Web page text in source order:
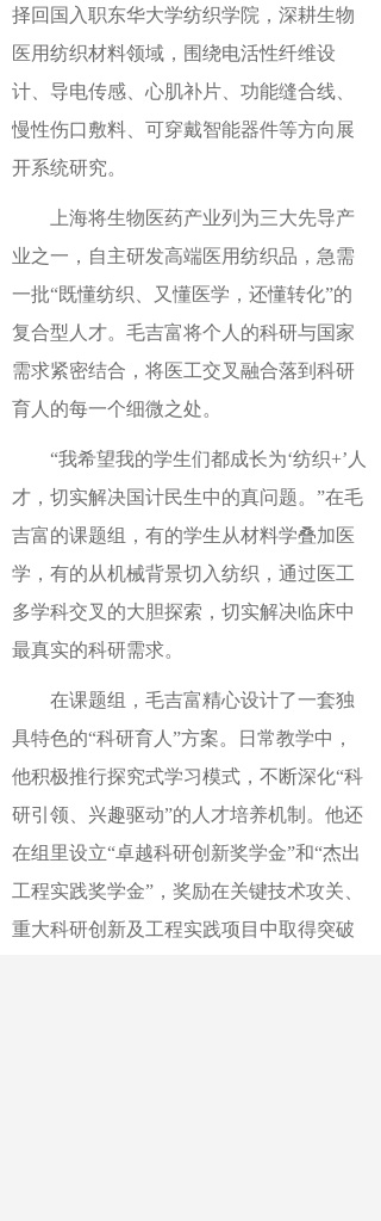
择回国入职东华大学纺织学院，深耕生物
医用纺织材料领域，围绕电活性纤维设
计、导电传感、心肌补片、功能缝合线、
慢性伤口敷料、可穿戴智能器件等方向展
开系统研究。
上海将生物医药产业列为三大先导产
业之一，自主研发高端医用纺织品，急需
一批“既懂纺织、又懂医学，还懂转化”的
复合型人才。毛吉富将个人的科研与国家
需求紧密结合，将医工交叉融合落到科研
育人的每一个细微之处。
“我希望我的学生们都成长为‘纺织+’人
才，切实解决国计民生中的真问题。”在毛
吉富的课题组，有的学生从材料学叠加医
学，有的从机械背景切入纺织，通过医工
多学科交叉的大胆探索，切实解决临床中
最真实的科研需求。
在课题组，毛吉富精心设计了一套独
具特色的“科研育人”方案。日常教学中，
他积极推行探究式学习模式，不断深化“科
研引领、兴趣驱动”的人才培养机制。他还
在组里设立“卓越科研创新奖学金”和“杰出
工程实践奖学金”，奖励在关键技术攻关、
重大科研创新及工程实践项目中取得突破